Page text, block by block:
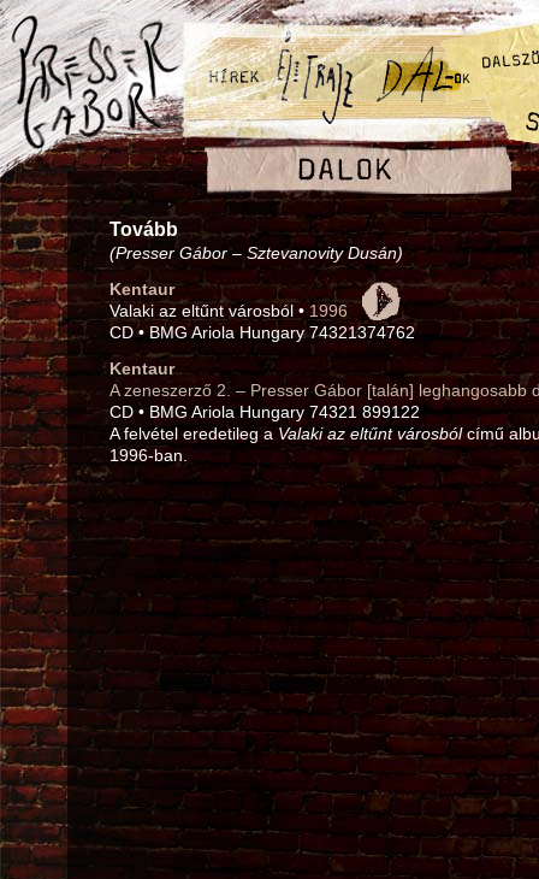
Tovább
(Presser Gábor – Sztevanovity Dusán)
Kentaur
Valaki az eltűnt városból • 1996
CD • BMG Ariola Hungary 74321374762
Kentaur
A zeneszerző 2. – Presser Gábor [talán] leghangosabb
CD • BMG Ariola Hungary 74321 899122
A felvétel eredetileg a Valaki az eltűnt városbólcímű
1996‑ban.